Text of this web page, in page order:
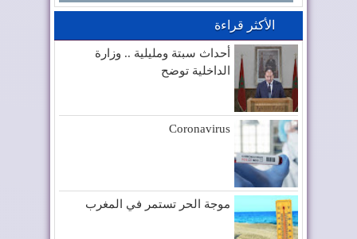
الأكثر قراءة
أحداث سبتة ومليلية .. وزارة
الداخلية توضح
Coronavirus
موجة الحر تستمر في المغرب